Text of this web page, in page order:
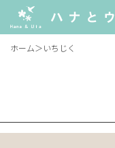
ホーム＞いちじく